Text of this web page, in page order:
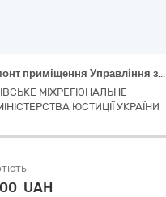
Поточний ремонт приміщення Управління забезпечення примусового виконання рішень у Чернівецькій області за адресою: Чернівецька область, Чернівецький район, м. Чернівці, вул. Л.Кобилиці, 21 А
МІЖРЕГІОНАЛЬНЕ
ЮСТИЦІЇ УКРАЇНИ
UAH